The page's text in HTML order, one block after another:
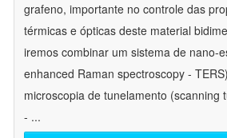
grafeno, importante no controle das
térmicas e ópticas deste material
iremos combinar um sistema de nano-
enhanced Raman spectroscopy -
microscopia de tunelamento (scanning
- ...